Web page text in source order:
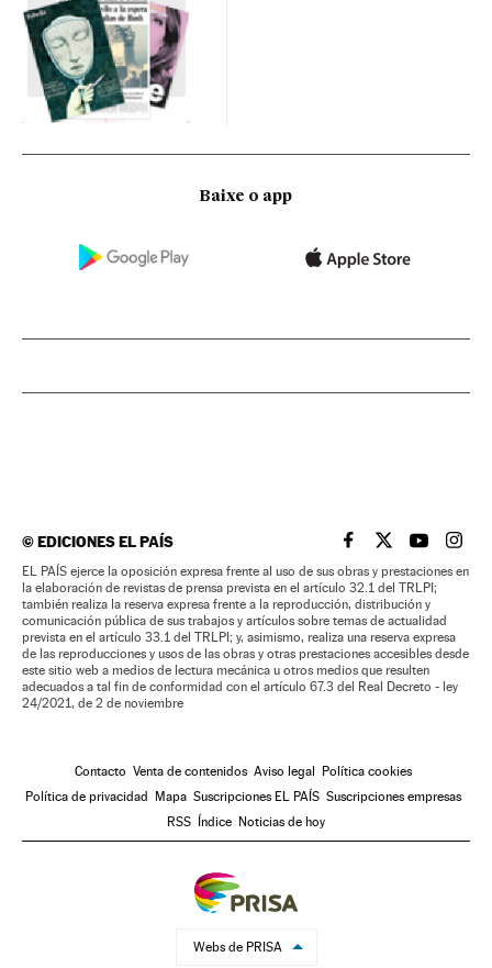
Baixe o app
©EDICIONES EL PAÍS EL PAÍS BRASIL EN
EL PAÍSEL PAÍS
EL
EL PAÍS ejerce la oposición expresa frente al uso de sus obras y prestaciones en
la elaboración de revistas de prensa prevista en el artículo 32.1 del TRLPI;
también realiza la reserva expresa frente a la reproducción, distribución y
comunicación pública de sus trabajos y artículos sobre temas de actualidad
prevista en el artículo 33.1 del TRLPI; y, asimismo, realiza una reserva expresa
de las reproducciones y usos de las obras y otras prestaciones accesibles desde
este sitio web a medios de lectura mecánica u otros medios que resulten
adecuados a tal fin de conformidad con el artículo 67.3 del Real Decreto - ley
24/2021, de 2 de noviembre
Contacto Venta de contenidos Aviso legal Política cookies
Política de privacidad Mapa Suscripciones EL PAÍS Suscripciones empresas
RSS Índice Noticias de hoy
Webs de PRISA